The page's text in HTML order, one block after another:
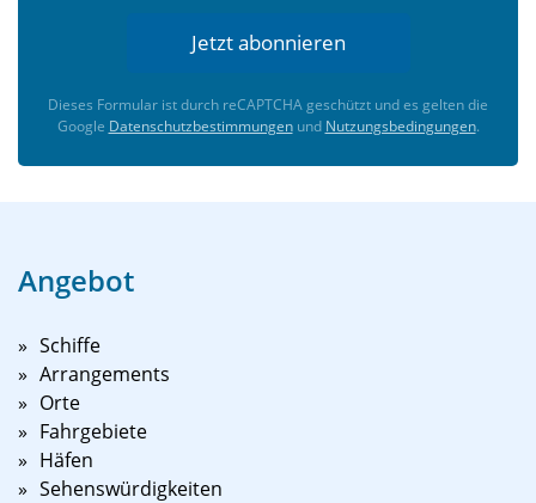
Jetzt abonnieren
Dieses Formular ist durch reCAPTCHA geschützt und es gelten die
Google Datenschutzbestimmungenund Nutzungsbedingungen.
Angebot
Schiffe
Arrangements
Orte
Fahrgebiete
Häfen
Sehenswürdigkeiten